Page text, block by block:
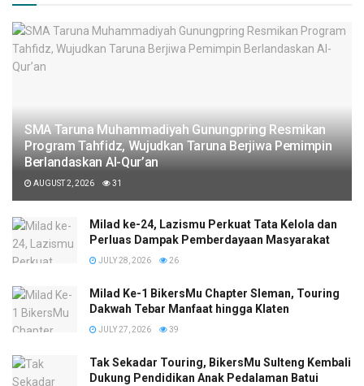
SMA Taruna Muhammadiyah Gunungpring Resmikan
Program Tahfidz, Wujudkan Taruna Berjiwa Pemimpin
Berlandaskan Al-Qur’an
AUGUST 2, 2026 31
Milad ke-24, Lazismu Perkuat Tata Kelola dan
Perluas Dampak Pemberdayaan Masyarakat
JULY 28, 2026 26
Milad Ke-1 BikersMu Chapter Sleman, Touring
Dakwah Tebar Manfaat hingga Klaten
JULY 27, 2026 39
Tak Sekadar Touring, BikersMu Sulteng Kembali
Dukung Pendidikan Anak Pedalaman Batui